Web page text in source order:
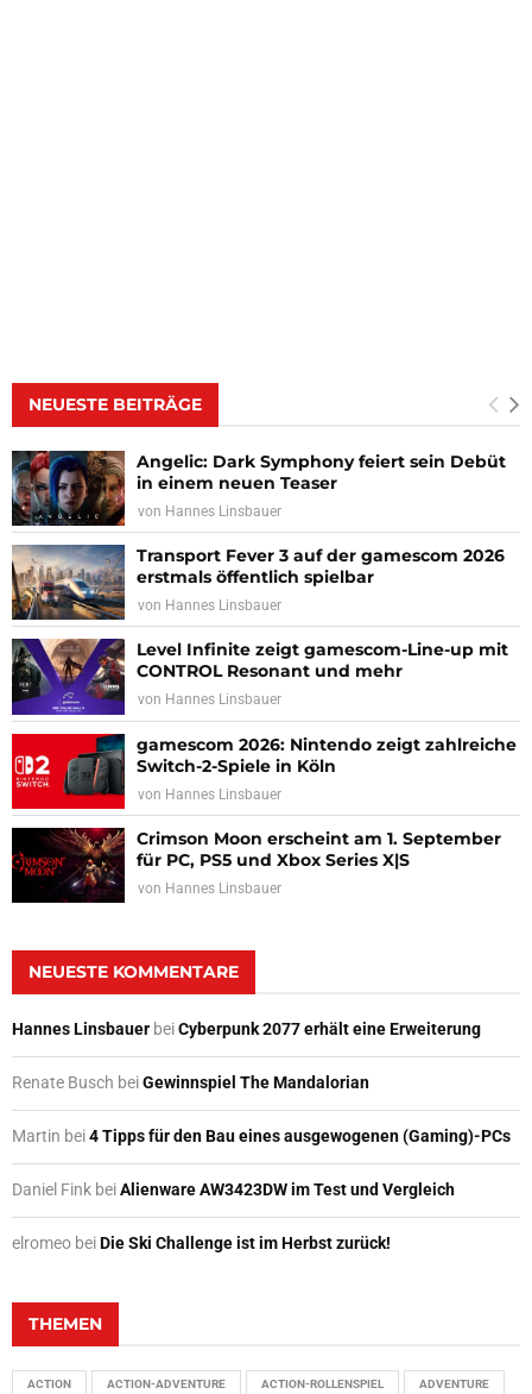
NEUESTE BEITRÄGE
Angelic: Dark Symphony feiert sein Debüt
in einem neuen Teaser
von Hannes Linsbauer
Transport Fever 3 auf der gamescom 2026
erstmals öffentlich spielbar
von Hannes Linsbauer
Level Infinite zeigt gamescom-Line-up mit
CONTROL Resonant und mehr
von Hannes Linsbauer
gamescom 2026: Nintendo zeigt zahlreiche
Switch-2-Spiele in Köln
von Hannes Linsbauer
Crimson Moon erscheint am 1. September
für PC, PS5 und Xbox Series X|S
von Hannes Linsbauer
NEUESTE KOMMENTARE
Hannes Linsbauer beiCyberpunk 2077 erhält eine Erweiterung
Renate Busch beiGewinnspiel The Mandalorian
Martin bei4 Tipps für den Bau eines ausgewogenen (Gaming)-PCs
Daniel Fink beiAlienware AW3423DW im Test und Vergleich
elromeo beiDie Ski Challenge ist im Herbst zurück!
THEMEN
ACTION ACTION-ADVENTURE ACTION-ROLLENSPIEL ADVENTURE